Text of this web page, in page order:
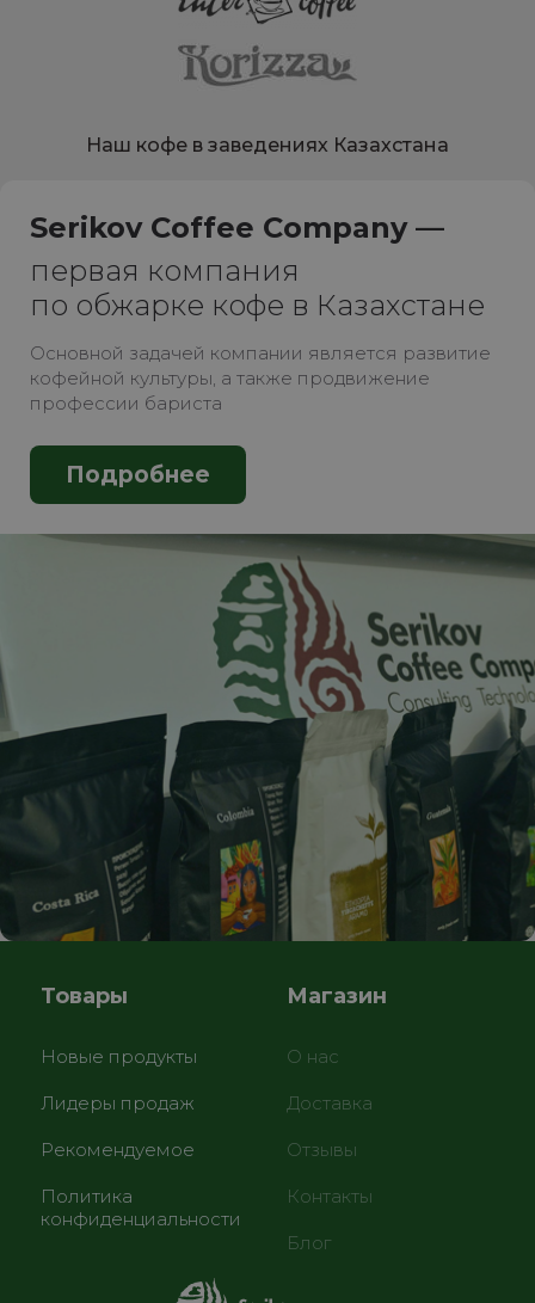
Наш кофе в заведениях Казахстана
Serikov Coffee Company —
первая компания
по обжарке кофе в Казахстане
Основной задачей компании является развитие
кофейной культуры, а также продвижение
профессии бариста
Подробнее
Товары
Новые продукты
Лидеры продаж
Рекомендуемое
Политика
конфиденциальности
Магазин
О нас
Доставка
Отзывы
Контакты
Блог